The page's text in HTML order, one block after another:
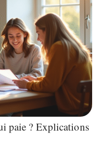
paie ? Explications